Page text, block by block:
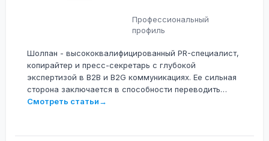
Профессиональный
профиль
Шолпан - высококвалифицированный PR-специалист,
копирайтер и пресс-секретарь с глубокой
экспертизой в B2B и B2G коммуникациях. Ее сильная
сторона заключается в способности переводить
сложные технологические, юридические и
разработке контента для крупных IT-экосистем,
Смотреть статьи→